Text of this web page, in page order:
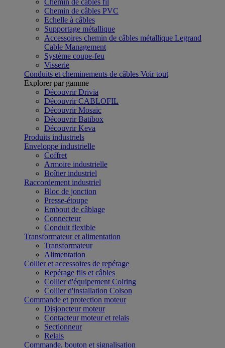
Chemin de câbles fil
Chemin de câbles PVC
Echelle à câbles
Supportage métallique
Accessoires chemin de câbles métallique Legrand
Cable Management
Système coupe-feu
Visserie
Conduits et cheminements de câbles Voir tout
Explorer par gamme
Découvrir Drivia
Découvrir CABLOFIL
Découvrir Mosaic
Découvrir Batibox
Découvrir Keva
Produits industriels
Enveloppe industrielle
Coffret
Armoire industrielle
Boîtier industriel
Raccordement industriel
Bloc de jonction
Presse-étoupe
Embout de câblage
Connecteur
Conduit flexible
Transformateur et alimentation
Transformateur
Alimentation
Collier et accessoires de repérage
Repérage fils et câbles
Collier d'équipement Colring
Collier d'installation Colson
Commande et protection moteur
Disjoncteur moteur
Contacteur moteur et relais
Sectionneur
Relais
Commande, bouton et signalisation